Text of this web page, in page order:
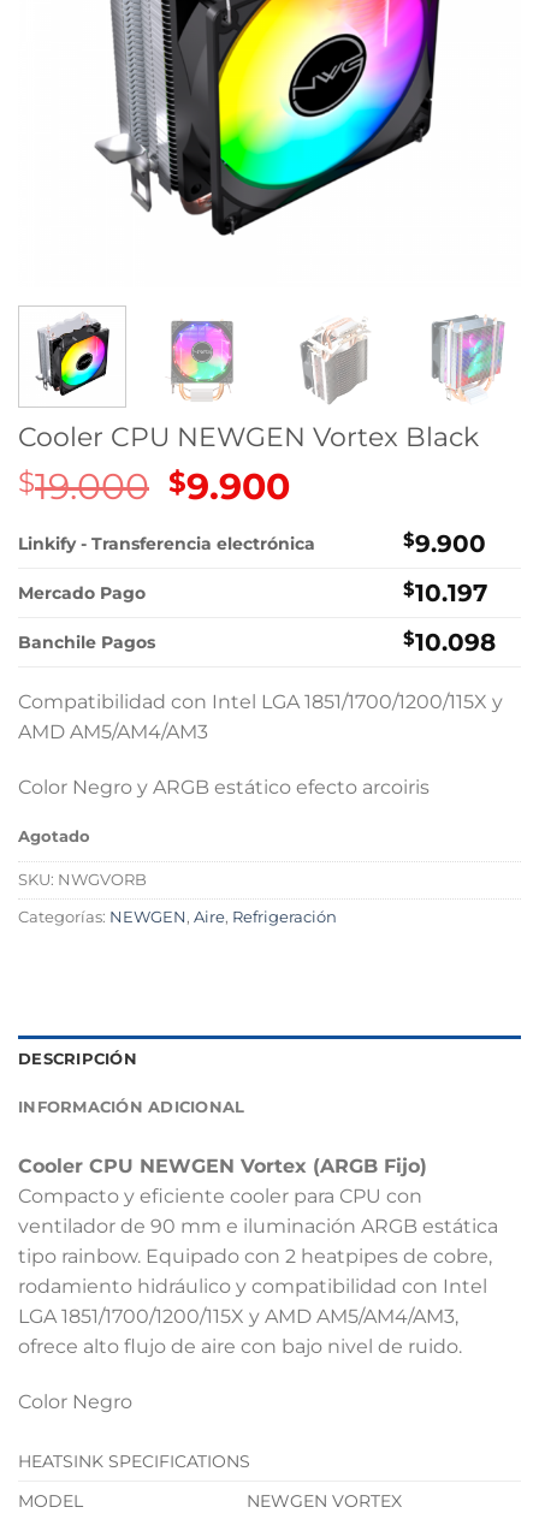
Cooler CPU NEWGEN Vortex Black
$19.000 El
precio
original
$9.900El
actual
Linkify - Transferencia electrónica $9.900
Mercado Pago $10.197
Banchile Pagos $10.098
Compatibilidad con Intel LGA 1851/1700/1200/115X y
AMD AM5/AM4/AM3
Color Negro y ARGB estático efecto arcoiris
Agotado
SKU: NWGVORB
Categorías: NEWGEN, Aire, Refrigeración
DESCRIPCIÓN
INFORMACIÓN ADICIONAL
Cooler CPU NEWGEN Vortex (ARGB Fijo)
Compacto y eficiente cooler para CPU con
ventilador de 90 mm e iluminación ARGB estática
tipo rainbow. Equipado con 2 heatpipes de cobre,
rodamiento hidráulico y compatibilidad con Intel
LGA 1851/1700/1200/115X y AMD AM5/AM4/AM3,
ofrece alto flujo de aire con bajo nivel de ruido.
Color Negro
HEATSINK SPECIFICATIONS
MODEL
NEWGEN VORTEX